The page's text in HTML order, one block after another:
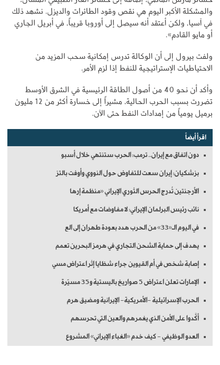
والمشكلة الأكبر اليوم هي نقص وقود الطائرات والديزل. نشهد ذلك
في آسيا، ولكن أعتقد أنه سيصل إلى أوروبا قريباً، في أبريل الجاري
أو مايو القادم».
ولفت بيرول إلى أن الوكالة تدرس إمكانية سحب المزيد من
الاحتياطيات الإستراتيجية للنفط إذا لزم الأمر.
وأكد أن نحو 40 من أصول الطاقة الرئيسية في الشرق الأوسط
تضررت بسبب الحرب الحالية، مشيراً إلى خسارة أكثر من 12 مليون
برميل يومياً من إمدادات النفط حتى الآن.
اقرأ أيضاً
دون اتفاق مع إيران.. ترمب: الحرب ستنتهي خلال أسبو
بزشكيان: إيران سعت للتفاوض حول النووي وأوفت بالتز
الأرجنتين تُدرج الحرس الثوري الإيراني «منظمة إرها
نائب رئيس البرلمان الإيراني: لا مفاوضات مع أمريكا
في اليوم الـ«33» من الحرب هدد بعودة طهران إلى الع
يهدف إلى حماية الشحن التجاري في هرمز البحرين تعمم
إصابة شخص في أم القيوين جراء شظايا إثر اعتراض مسي
الإمارات تعلن اعتراض 5 صواريخ باليستية و35 مسيّرة
الحرب الإسرائيلية -الأمريكية- الإيرانية ومضيق هرم
أكَّدوا على الأمن الذي يغمرهم والعين التي تحرسهم
العدو الوظيفي - كيف خدم «الغباء الإيراني» المشروع